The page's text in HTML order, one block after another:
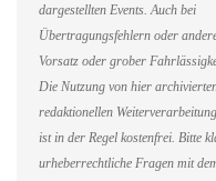
dargestellten Events. Auch bei
Übertragungsfehlern oder
Vorsatz oder grober
Die Nutzung von hier
redaktionellen Weiterverarbeitung
ist in der Regel kostenfrei. Bitte
urheberrechtliche Fragen mit